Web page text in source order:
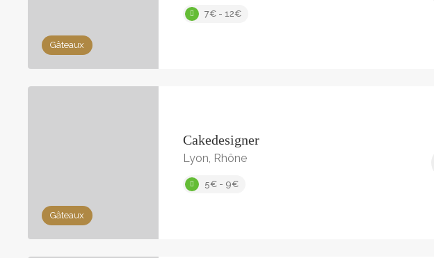
Gâteaux
7€ - 12€
Gâteaux
Cakedesigner
Lyon, Rhône
5€ - 9€